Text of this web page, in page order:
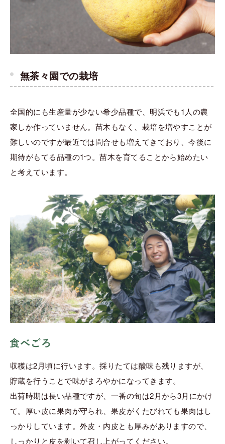
無茶々園での栽培
全国的にも生産量が少ない希少品種で、明浜でも1人の農
家しか作っていません。苗木もなく、栽培を増やすことが
難しいのですが最近では問合せも増えてきており、今後に
期待がもてる品種の1つ。苗木を育てることから始めたい
と考えています。
収穫は2月頃に行います。採りたては酸味も残りますが、
貯蔵を行うことで味がまろやかになってきます。
出荷時期は長い品種ですが、一番の旬は2月から3月にかけ
て。厚い皮に果肉が守られ、果皮がくたびれても果肉はし
っかりしています。外皮・内皮とも厚みがありますので、
しっかりと皮を剥いて召し上がってください。